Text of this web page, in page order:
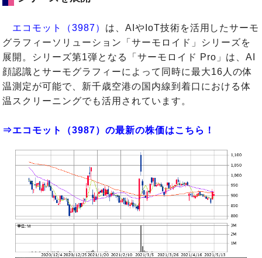
エコモット（3987） は、AIやIoT技術を活用したサーモ
グラフィーソリューション「サーモロイド」シリーズを
展開。シリーズ第1弾となる「サーモロイド Pro」は、AI
顔認識とサーモグラフィーによって同時に最大16人の体
温測定が可能で、新千歳空港の国内線到着口における体
温スクリーニングでも活用されています。
⇒エコモット（3987）の最新の株価はこちら！